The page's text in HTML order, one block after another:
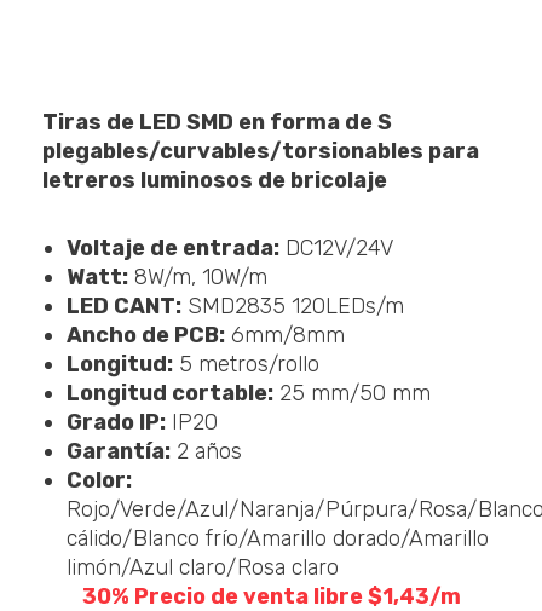
Tiras de LED SMD en forma de S
plegables/curvables/torsionables para
letreros luminosos de bricolaje
Voltaje de entrada: DC12V/24V
Watt: 8W/m, 10W/m
LED CANT: SMD2835 120LEDs/m
Ancho de PCB: 6mm/8mm
Longitud: 5 metros/rollo
Longitud cortable: 25 mm/50 mm
Grado IP: IP20
Garantía: 2 años
Color:
Rojo/Verde/Azul/Naranja/Púrpura/Rosa/
cálido/Blanco frío/Amarillo dorado/Amarillo
limón/Azul claro/Rosa claro
30% Precio de venta libre $1,43/m